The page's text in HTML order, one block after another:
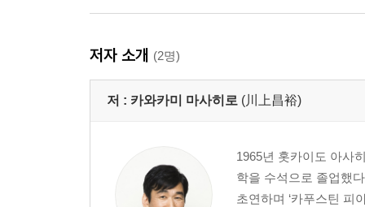
저자 소개 (2명)
저 : 카와카미 마사히로 (川上昌裕)
1965년 홋카이도 아사
학을 수석으로 졸업했
초연하며 ‘카푸스틴 피